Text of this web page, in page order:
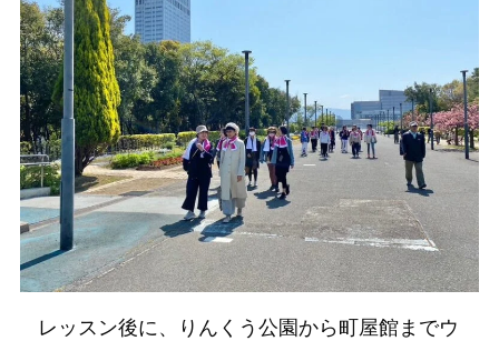
レッスン後に、りんくう公園から町屋館までウ